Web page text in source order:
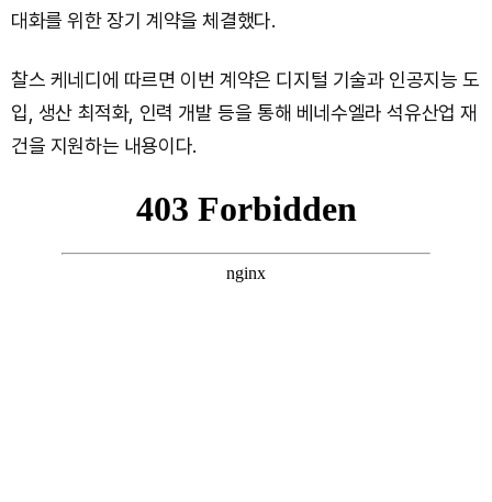
대화를 위한 장기 계약을 체결했다.
찰스 케네디에 따르면 이번 계약은 디지털 기술과 인공지능 도
입, 생산 최적화, 인력 개발 등을 통해 베네수엘라 석유산업 재
건을 지원하는 내용이다.